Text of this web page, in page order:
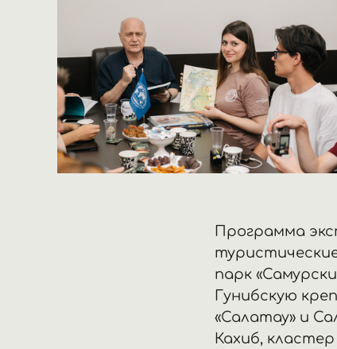
Программа
парк
Гунибскую
«Салатау» и
Кахиб,